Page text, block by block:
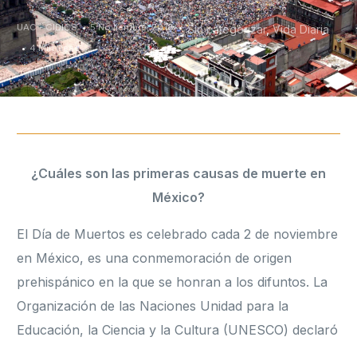
UAC - CIDICS 5 Noviembre, 2018 Sin categorizar,Vida Diaria
4 Min Read
¿Cuáles son las primeras causas de muerte en
México?
El Día de Muertos es celebrado cada 2 de noviembre
en México, es una conmemoración de origen
prehispánico en la que se honran a los difuntos. La
Organización de las Naciones Unidad para la
Educación, la Ciencia y la Cultura (UNESCO) declaró